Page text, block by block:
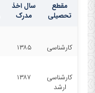
مقطع
تحصیلی
سال اخذ
مدرک
کارشناسی ۱۳۸۵
کارشناسی
ارشد
۱۳۸۷